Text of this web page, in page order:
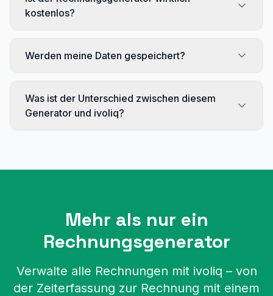
kostenlos?
Werden meine Daten gespeichert?
Was ist der Unterschied zwischen diesem
Generator und ivoliq?
Mehr als nur ein
Rechnungsgenerator
Verwalte alle Rechnungen mit ivoliq – von
der Zeiterfassung zur Rechnung mit einem